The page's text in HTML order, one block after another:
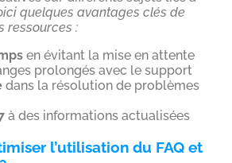
quelques avantages clés de
ressources :
en évitant la mise en attente
prolongés avec le support
dans la résolution de problèmes
à des informations actualisées
l’utilisation du FAQ et